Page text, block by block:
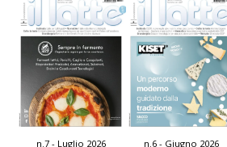
n.7 - Luglio 2026 n.6 - Giugno 2026